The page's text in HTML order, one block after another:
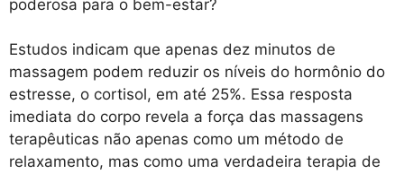
poderosa para o bem-estar?
Estudos indicam que apenas dez minutos de
massagem podem reduzir os níveis do hormônio do
estresse, o cortisol, em até 25%. Essa resposta
imediata do corpo revela a força das massagens
terapêuticas não apenas como um método de
relaxamento, mas como uma verdadeira terapia de